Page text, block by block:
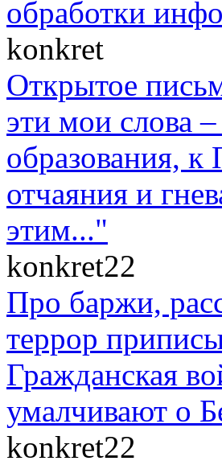
обработки
konkret
Открытое
эти мои слова
образования,
отчаяния и
этим..."
konkret22
Про баржи,
террор
Гражданская
умалчивают о
konkret22